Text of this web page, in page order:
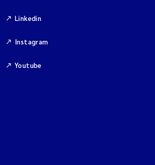
Linkedin
Instagram
Youtube